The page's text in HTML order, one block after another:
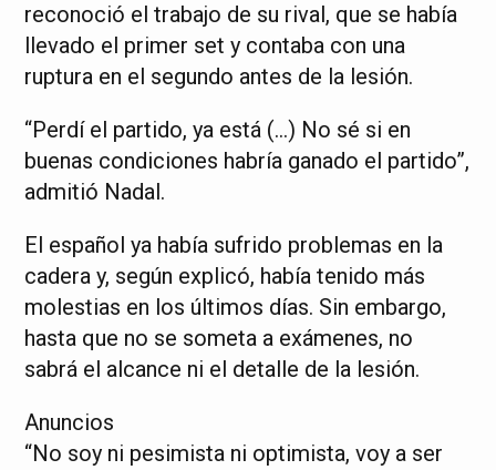
reconoció el trabajo de su rival, que se había
llevado el primer set y contaba con una
ruptura en el segundo antes de la lesión.
“Perdí el partido, ya está (…) No sé si en
buenas condiciones habría ganado el partido”,
admitió Nadal.
El español ya había sufrido problemas en la
cadera y, según explicó, había tenido más
molestias en los últimos días. Sin embargo,
hasta que no se someta a exámenes, no
sabrá el alcance ni el detalle de la lesión.
Anuncios
“No soy ni pesimista ni optimista, voy a ser